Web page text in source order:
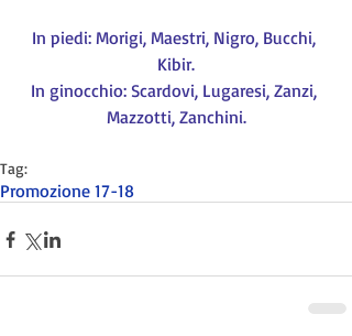
In piedi: Morigi, Maestri, Nigro, Bucchi,
Kibir.
In ginocchio: Scardovi, Lugaresi, Zanzi,
Mazzotti, Zanchini.
Tag:
Promozione 17-18